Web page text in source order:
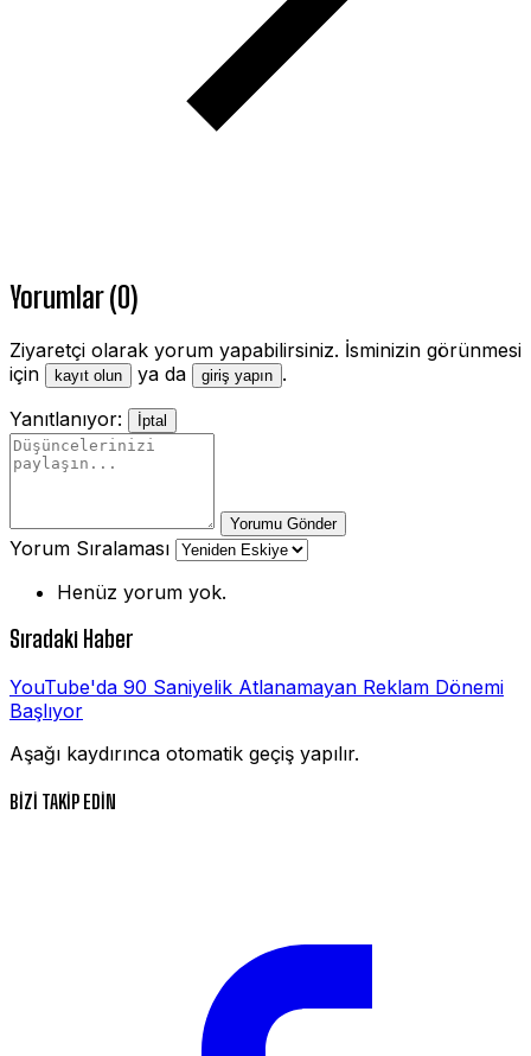
Yorumlar (0)
Ziyaretçi olarak yorum yapabilirsiniz. İsminizin görünmesi
için
kayıt olun ya da giriş yapın .
Yanıtlanıyor:
İptal
Yorumu Gönder
Yorum Sıralaması
Henüz yorum yok.
Sıradaki Haber
YouTube'da 90 Saniyelik Atlanamayan Reklam Dönemi
Başlıyor
Aşağı kaydırınca otomatik geçiş yapılır.
BİZİ TAKİP EDİN